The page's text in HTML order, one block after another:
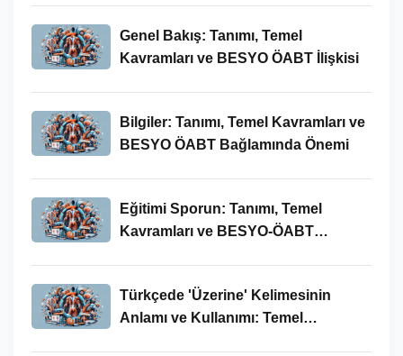
Genel Bakış: Tanımı, Temel
Kavramları ve BESYO ÖABT İlişkisi
Bilgiler: Tanımı, Temel Kavramları ve
BESYO ÖABT Bağlamında Önemi
Eğitimi Sporun: Tanımı, Temel
Kavramları ve BESYO-ÖABT
Türkçede 'Üzerine' Kelimesinin
Anlamı ve Kullanımı: Temel